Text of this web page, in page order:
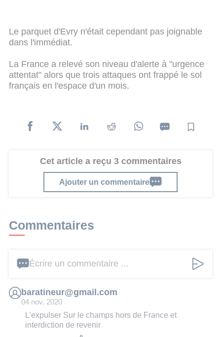
Le parquet d'Evry n'était cependant pas joignable
dans l'immédiat.
La France a relevé son niveau d'alerte à "urgence
attentat" alors que trois attaques ont frappé le sol
français en l'espace d'un mois.
Cet article a reçu 3 commentaires
Ajouter un commentaire
Commentaires
Écrire un commentaire ...
baratineur@gmail.com
04 nov. 2020
L’expulser Sur le champs hors de France et
interdiction de revenir